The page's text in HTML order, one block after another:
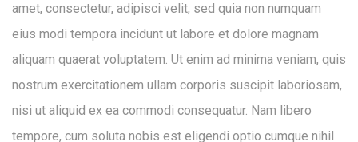
amet, consectetur, adipisci velit, sed quia non numquam
eius modi tempora incidunt ut labore et dolore magnam
aliquam quaerat voluptatem. Ut enim ad minima veniam, quis
nostrum exercitationem ullam corporis suscipit laboriosam,
nisi ut aliquid ex ea commodi consequatur. Nam libero
tempore, cum soluta nobis est eligendi optio cumque nihil